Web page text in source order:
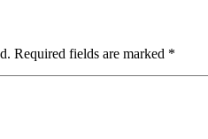
Required fields are marked *